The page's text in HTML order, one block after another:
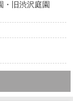
・旧渋沢庭園